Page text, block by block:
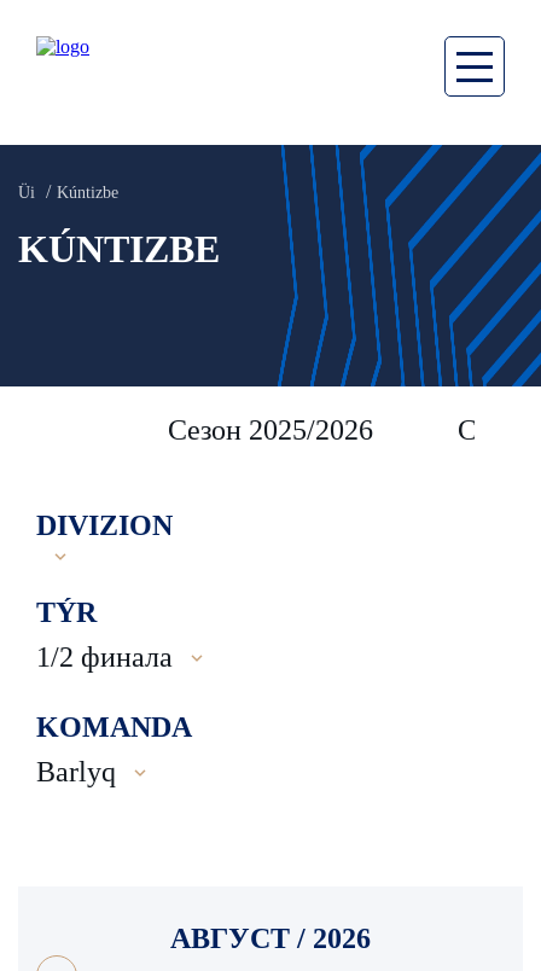
Üi Kúntizbe
KÚNTIZBE
Сезон 2025/2026 Сезон
DIVIZION
TÝR
1/2 финала
KOMANDA
Barlyq
АВГУСТ / 2026